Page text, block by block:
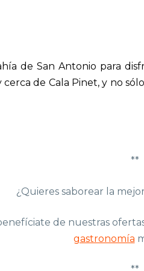
de San Antonio para
de Cala Pinet, y no
**
¿Quieres saborear la
de nuestras
gastronomía